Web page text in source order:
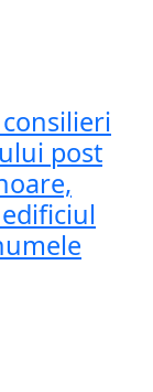
post
edificiul